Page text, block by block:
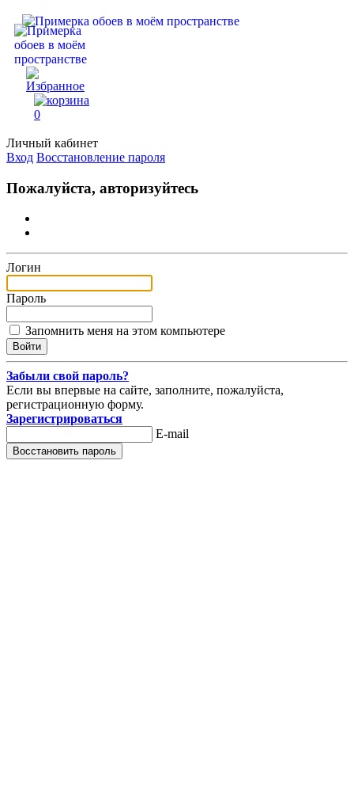
0
Личный кабинет
Вход Восстановление пароля
Пожалуйста, авторизуйтесь
Логин
Пароль
Запомнить меня на этом компьютере
Забыли свой пароль?
Если вы впервые на сайте, заполните, пожалуйста,
регистрационную форму.
Зарегистрироваться
E-mail
Восстановить пароль